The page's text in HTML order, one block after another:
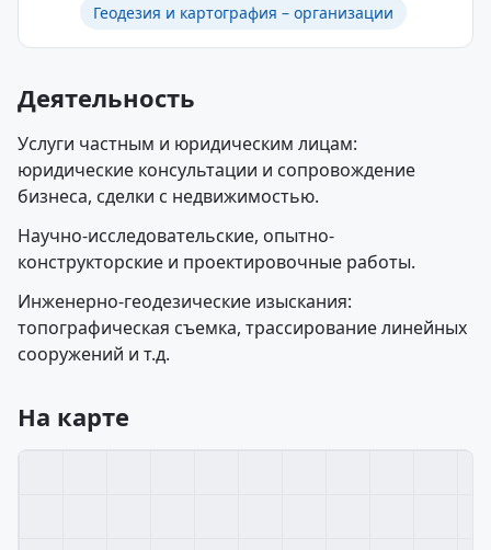
Геодезия и картография – организации
Деятельность
Услуги частным и юридическим лицам:
юридические консультации и сопровождение
бизнеса, сделки с недвижимостью.
Научно-исследовательские, опытно-
конструкторские и проектировочные работы.
Инженерно-геодезические изыскания:
топографическая съемка, трассирование линейных
сооружений и т.д.
На карте